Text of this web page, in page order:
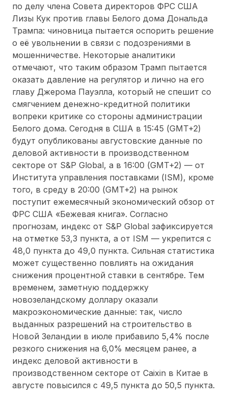
по делу члена Совета директоров ФРС США
Лизы Кук против главы Белого дома Дональда
Трампа: чиновница пытается оспорить решение
о её увольнении в связи с подозрениями в
мошенничестве. Некоторые аналитики
отмечают, что таким образом Трамп пытается
оказать давление на регулятор и лично на его
главу Джерома Пауэлла, который не спешит со
смягчением денежно-кредитной политики
вопреки критике со стороны администрации
Белого дома. Сегодня в США в 15:45 (GMT+2)
будут опубликованы августовские данные по
деловой активности в производственном
секторе от S&P Global, а в 16:00 (GMT+2) — от
Института управления поставками (ISM), кроме
того, в среду в 20:00 (GMT+2) на рынок
поступит ежемесячный экономический обзор от
ФРС США «Бежевая книга». Согласно
прогнозам, индекс от S&P Global зафиксируется
на отметке 53,3 пункта, а от ISM — укрепится с
48,0 пункта до 49,0 пункта. Сильная статистика
может существенно повлиять на ожидания
снижения процентной ставки в сентябре. Тем
временем, заметную поддержку
новозеландскому доллару оказали
макроэкономические данные: так, число
выданных разрешений на строительство в
Новой Зеландии в июле прибавило 5,4% после
резкого снижения на 6,0% месяцем ранее, а
индекс деловой активности в
производственном секторе от Caixin в Китае в
августе повысился с 49,5 пункта до 50,5 пункта.